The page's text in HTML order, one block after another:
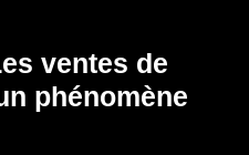
ventes de
phénomène